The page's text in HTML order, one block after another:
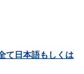
て日本語もしくは